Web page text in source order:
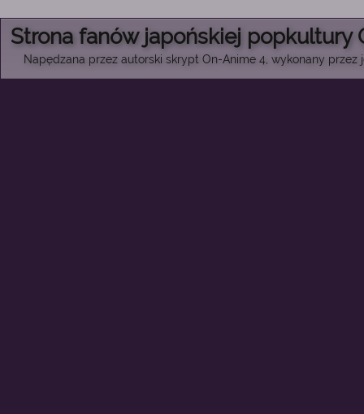
Strona fanów japońskiej popkultury
Napędzana przez autorski skrypt On-Anime 4, wykonany przez